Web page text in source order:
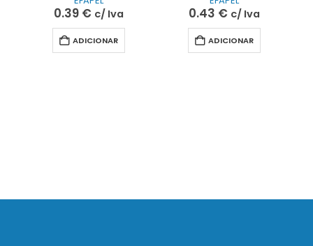
0.39 € c/ Iva
ADICIONAR
0.43 € c/ Iva
ADICIONAR